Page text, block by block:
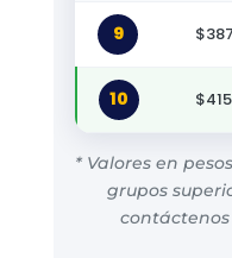
9
10
* Valores en
grupos